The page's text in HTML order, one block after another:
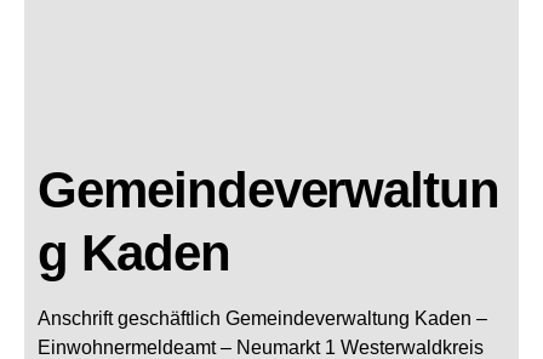
Gemeindeverwaltun
g Kaden
Anschrift geschäftlich Gemeindeverwaltung Kaden –
Einwohnermeldeamt – Neumarkt 1 Westerwaldkreis